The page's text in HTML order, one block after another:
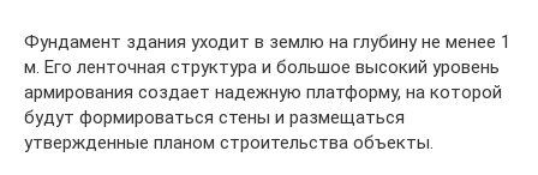
Фундамент здания уходит в землю на глубину не менее 1
м. Его ленточная структура и большое высокий уровень
армирования создает надежную платформу, на которой
будут формироваться стены и размещаться
утвержденные планом строительства объекты.